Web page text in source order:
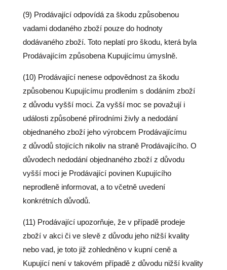
(9) Prodávající odpovídá za škodu způsobenou
vadami dodaného zboží pouze do hodnoty
dodávaného zboží. Toto neplatí pro škodu, která byla
Prodávajícím způsobena Kupujícímu úmyslně.
(10) Prodávající nenese odpovědnost za škodu
způsobenou Kupujícímu prodlením s dodáním zboží
z důvodu vyšší moci. Za vyšší moc se považují i
události způsobené přírodními živly a nedodání
objednaného zboží jeho výrobcem Prodávajícímu
z důvodů stojících nikoliv na straně Prodávajícího. O
důvodech nedodání objednaného zboží z důvodu
vyšší moci je Prodávající povinen Kupujícího
neprodleně informovat, a to včetně uvedení
konkrétních důvodů.
(11) Prodávající upozorňuje, že v případě prodeje
zboží v akci či ve slevě z důvodu jeho nižší kvality
nebo vad, je toto již zohledněno v kupní ceně a
Kupující není v takovém případě z důvodu nižší kvality